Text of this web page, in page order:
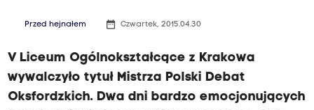
Przed hejnałem date_range Czwartek, 2015.04.30
V Liceum Ogólnokształcące z Krakowa
wywalczyło tytuł Mistrza Polski Debat
Oksfordzkich. Dwa dni bardzo emocjonujących